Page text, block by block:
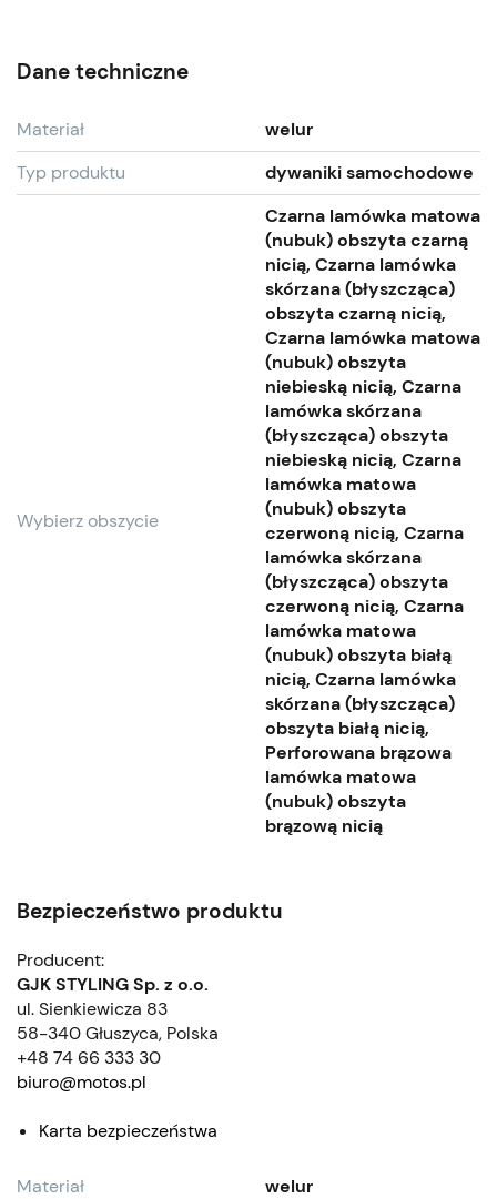
Dane techniczne
Materiał
welur
Typ produktu
dywaniki samochodowe
Wybierz obszycie
Czarna lamówka matowa
(nubuk) obszyta czarną
nicią, Czarna lamówka
skórzana (błyszcząca)
obszyta czarną nicią,
Czarna lamówka matowa
(nubuk) obszyta
niebieską nicią, Czarna
lamówka skórzana
(błyszcząca) obszyta
niebieską nicią, Czarna
lamówka matowa
(nubuk) obszyta
czerwoną nicią, Czarna
lamówka skórzana
(błyszcząca) obszyta
czerwoną nicią, Czarna
lamówka matowa
(nubuk) obszyta białą
nicią, Czarna lamówka
skórzana (błyszcząca)
obszyta białą nicią,
Perforowana brązowa
lamówka matowa
(nubuk) obszyta
brązową nicią
Bezpieczeństwo produktu
Producent:
GJK STYLING Sp. z o.o.
ul. Sienkiewicza 83
58-340 Głuszyca, Polska
+48 74 66 333 30
biuro@motos.pl
Karta bezpieczeństwa
Materiał
welur